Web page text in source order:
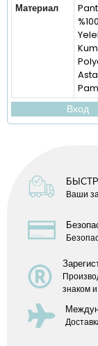
Материал
Вход
Ваши
знаком